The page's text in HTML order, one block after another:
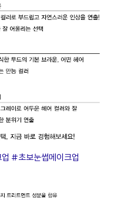
#초보눈썹메이크업